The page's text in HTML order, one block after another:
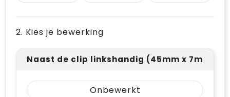
2. Kies je bewerking
Naast de clip linkshandig (45mm x 7mm)
Onbewerkt